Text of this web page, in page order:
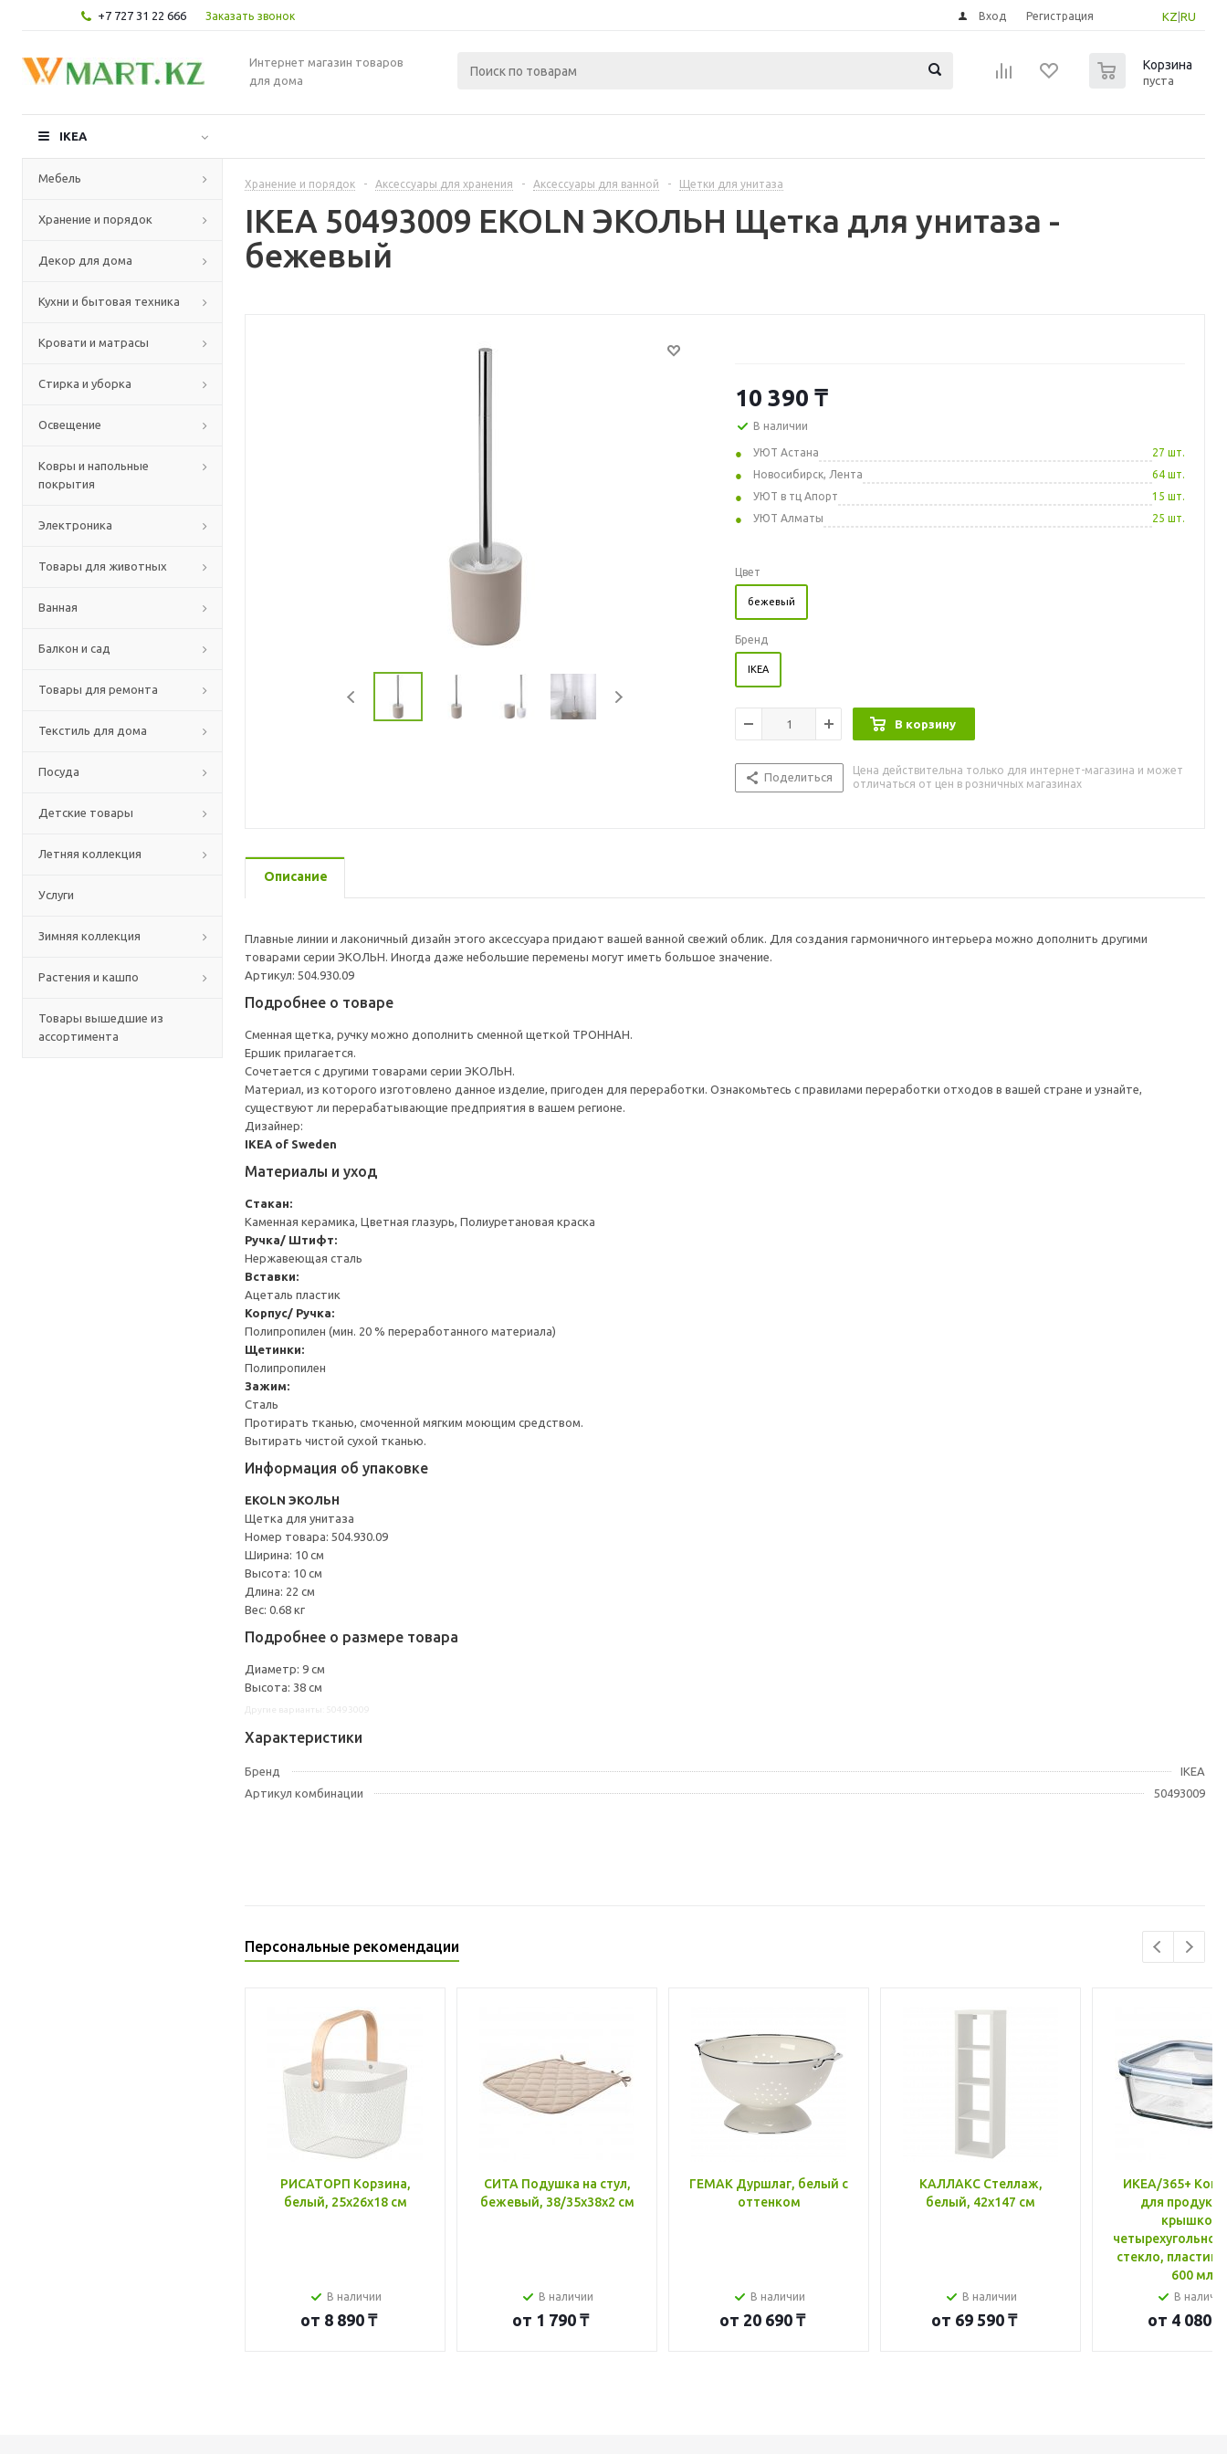
+7 727 31 22 666 Заказать звонок KZ RU
Вход Регистрация
Интернет магазин товаров
для дома
Корзина
пуста
IKEA
Мебель
Хранение и порядок
Декор для дома
Кухни и бытовая техника
Кровати и матрасы
Стирка и уборка
Освещение
Ковры и напольные
покрытия
Электроника
Товары для животных
Ванная
Балкон и сад
Товары для ремонта
Текстиль для дома
Посуда
Детские товары
Летняя коллекция
Услуги
Зимняя коллекция
Растения и кашпо
Товары вышедшие из
ассортимента
Хранение и порядок - Аксессуары для хранения - Аксессуары для ванной - Щетки для унитаза
IKEA 50493009 EKOLN ЭКОЛЬН Щетка для унитаза -
бежевый
10 390 ₸
В наличии
УЮТ Астана
27 шт.
Новосибирск, Лента
64 шт.
УЮТ в тц Апорт
15 шт.
УЮТ Алматы
25 шт.
Цвет
бежевый
Бренд
IKEA
В корзину
Поделиться
Цена действительна только для интернет-магазина и может
отличаться от цен в розничных магазинах
Описание
Плавные линии и лаконичный дизайн этого аксессуара придают вашей ванной свежий облик. Для создания гармоничного интерьера можно дополнить другими
товарами серии ЭКОЛЬН. Иногда даже небольшие перемены могут иметь большое значение.
Артикул: 504.930.09
Подробнее о товаре
Сменная щетка, ручку можно дополнить сменной щеткой ТРОННАН.
Ершик прилагается.
Сочетается с другими товарами серии ЭКОЛЬН.
Материал, из которого изготовлено данное изделие, пригоден для переработки. Ознакомьтесь с правилами переработки отходов в вашей стране и узнайте,
существуют ли перерабатывающие предприятия в вашем регионе.
Дизайнер:
IKEA of Sweden
Материалы и уход
Стакан:
Каменная керамика, Цветная глазурь, Полиуретановая краска
Ручка/ Штифт:
Нержавеющая сталь
Вставки:
Ацеталь пластик
Корпус/ Ручка:
Полипропилен (мин. 20 % переработанного материала)
Щетинки:
Полипропилен
Зажим:
Сталь
Протирать тканью, смоченной мягким моющим средством.
Вытирать чистой сухой тканью.
Информация об упаковке
EKOLN ЭКОЛЬН
Щетка для унитаза
Номер товара: 504.930.09
Ширина: 10 см
Высота: 10 см
Длина: 22 см
Вес: 0.68 кг
Подробнее о размере товара
Диаметр: 9 см
Высота: 38 см
Характеристики
Бренд
IKEA
Артикул комбинации
50493009
Персональные рекомендации
РИСАТОРП Корзина,
белый, 25x26x18 см
В наличии
от 8 890 ₸
СИТА Подушка на стул,
бежевый, 38/35x38x2 см
В наличии
от 1 790 ₸
ГЕМАК Дуршлаг, белый с
оттенком
В наличии
от 20 690 ₸
КАЛЛАКС Стеллаж,
белый, 42x147 см
В наличии
от 69 590 ₸
ИКЕА/365+
для
крышкой,
стекло, пластик
600 мл
В
от 4 080 ₸